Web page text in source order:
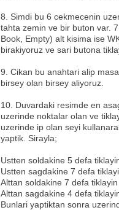
8. Simdi bu 6 cekmecenin
tahta zemin ve bir buton var.
Book, Empty) alt kisima ise
birakiyoruz ve sari butona
9. Cikan bu anahtari alip
birsey olan birsey aliyoruz.
10. Duvardaki resimde en
uzerinde noktalar olan ve
uzerinde ip olan seyi
yaptik. Sirayla;
Ustten soldakine 5 defa
Ustten sagdakine 7 defa
Alttan soldakine 7 defa
Alttan sagdakine 4 defa
Bunlari yaptiktan sonra